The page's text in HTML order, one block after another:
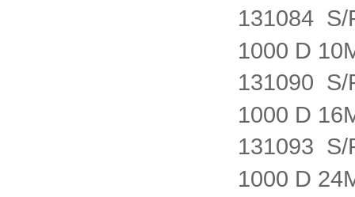
131084 S/
1000 D
131090 S/
1000 D
131093 S/
1000 D